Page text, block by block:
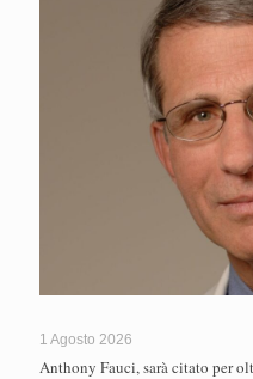
1 Agosto 2026
Anthony Fauci, sarà citato per